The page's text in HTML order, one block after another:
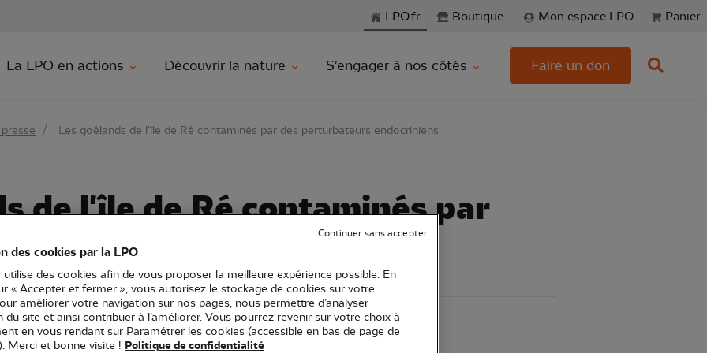
Aller à la rechercheLPO.fr Boutique Mon espace LPO Panier
La LPO en actions Découvrir la nature S'engager à nos côtés Faire un don
Les goélands de l'île de Ré contaminés par des perturbateurs endocriniens
de l'île de Ré contaminés par
endocriniens
Communiqué de presse
Développement durable Espaces naturels
des cookies par la LPO
utilise des cookies afin de vous proposer la meilleure expérience possible. En
« Accepter et fermer », vous autorisez le stockage de cookies sur votre
améliorer votre navigation sur nos pages, nous permettre d’analyser
du site et ainsi contribuer à l’améliorer. Vous pourrez revenir sur votre choix à
en vous rendant sur Paramétrer les cookies (accessible en bas de page de
Merci et bonne visite ! Politique de confidentialité
Continuer sans accepter